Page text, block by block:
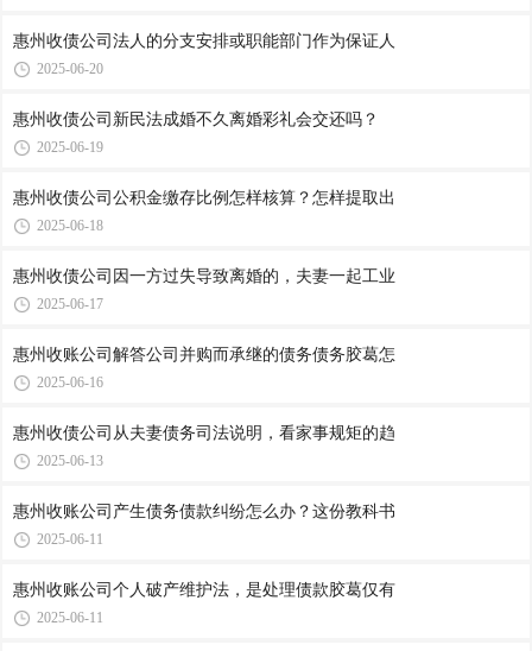
惠州收债公司​法人的分支安排或职能部门作为保证人
2025-06-20
惠州收债公司​新民法成婚不久离婚彩礼会交还吗？
2025-06-19
惠州收债公司​公积金缴存比例怎样核算？怎样提取出
2025-06-18
惠州收债公司​因一方过失导致离婚的，夫妻一起工业
2025-06-17
惠州收账公司​解答公司并购而承继的债务债务胶葛怎
2025-06-16
惠州收债公司​从夫妻债务司法说明，看家事规矩的趋
2025-06-13
惠州收账公司​产生债务债款纠纷怎么办？这份教科书
2025-06-11
惠州收账公司​个人破产维护法，是处理债款胶葛仅有
2025-06-11